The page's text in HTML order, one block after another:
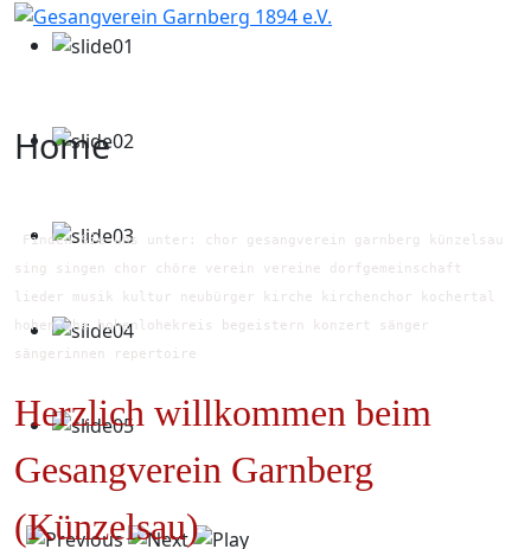
Home
Finden Sie uns unter: chor gesangverein garnberg künzelsau
sing singen chor chöre verein vereine dorfgemeinschaft
lieder musik kultur neubürger kirche kirchenchor kochertal
hohenlohe hohenlohekreis begeistern konzert sänger
sängerinnen repertoire
Herzlich willkommen beim
Gesangverein Garnberg
(Künzelsau)